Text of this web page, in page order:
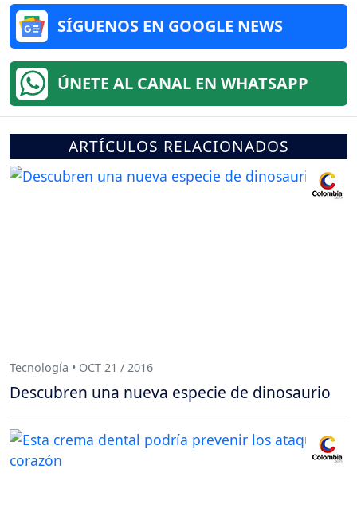
SÍGUENOS EN GOOGLE NEWS
ÚNETE AL CANAL EN WHATSAPP
ARTÍCULOS RELACIONADOS
Tecnología • OCT 21 / 2016
Descubren una nueva especie de dinosaurio